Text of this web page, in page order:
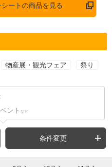
ートの商品を見る
物産展・観光フェア 祭り
ント など
条件変更